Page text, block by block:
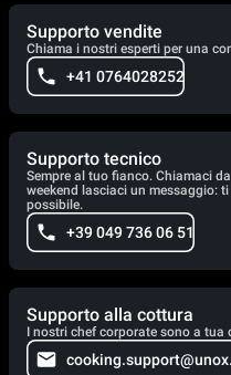
Supporto vendite
Chiama i nostri esperti per una
+41 0764028252
Supporto tecnico
Sempre al tuo fianco. Chiamaci
weekend lasciaci un messaggio:
possibile.
+39 049 736 06 51
Supporto alla cottura
I nostri chef corporate sono a tua